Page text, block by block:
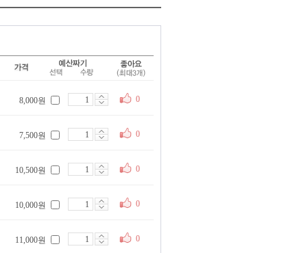
8,000원 0
7,500원 0
10,500원 0
10,000원 0
11,000원 0